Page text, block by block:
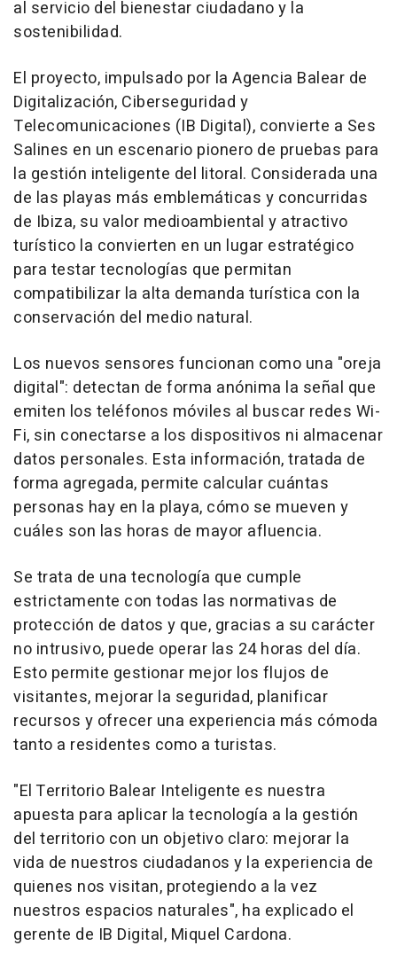
al servicio del bienestar ciudadano y la
sostenibilidad.
El proyecto, impulsado por la Agencia Balear de
Digitalización, Ciberseguridad y
Telecomunicaciones (IB Digital), convierte a Ses
Salines en un escenario pionero de pruebas para
la gestión inteligente del litoral. Considerada una
de las playas más emblemáticas y concurridas
de Ibiza, su valor medioambiental y atractivo
turístico la convierten en un lugar estratégico
para testar tecnologías que permitan
compatibilizar la alta demanda turística con la
conservación del medio natural.
Los nuevos sensores funcionan como una "oreja
digital": detectan de forma anónima la señal que
emiten los teléfonos móviles al buscar redes Wi-
Fi, sin conectarse a los dispositivos ni almacenar
datos personales. Esta información, tratada de
forma agregada, permite calcular cuántas
personas hay en la playa, cómo se mueven y
cuáles son las horas de mayor afluencia.
Se trata de una tecnología que cumple
estrictamente con todas las normativas de
protección de datos y que, gracias a su carácter
no intrusivo, puede operar las 24 horas del día.
Esto permite gestionar mejor los flujos de
visitantes, mejorar la seguridad, planificar
recursos y ofrecer una experiencia más cómoda
tanto a residentes como a turistas.
"El Territorio Balear Inteligente es nuestra
apuesta para aplicar la tecnología a la gestión
del territorio con un objetivo claro: mejorar la
vida de nuestros ciudadanos y la experiencia de
quienes nos visitan, protegiendo a la vez
nuestros espacios naturales", ha explicado el
gerente de IB Digital, Miquel Cardona.